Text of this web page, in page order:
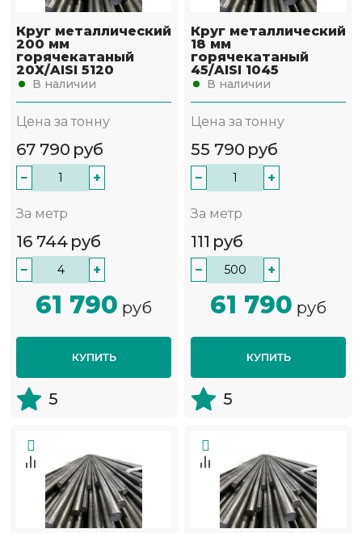
Круг металлический
200 мм
горячекатаный
20Х/AISI 5120
В наличии
Цена за тонну
67 790 руб
− +
За метр
16 744 руб
− +
61 790 руб
КУПИТЬ
5
Круг металлический
18 мм
горячекатаный
45/AISI 1045
В наличии
Цена за тонну
55 790 руб
− +
За метр
111 руб
− +
61 790 руб
КУПИТЬ
5